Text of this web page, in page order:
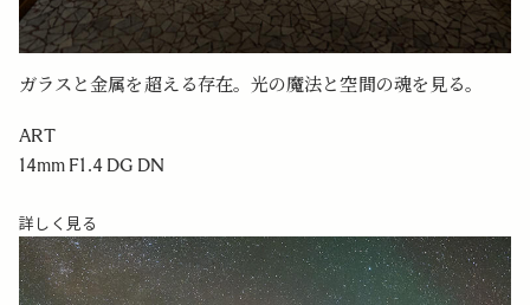
ガラスと金属を超える存在。光の魔法と空間の魂を見る。
ART
14mm F1.4 DG DN
詳しく見る